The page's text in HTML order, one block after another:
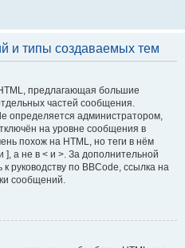
и типы создаваемых тем
предлагающая большие
частей сообщения.
определяется администратором,
на уровне сообщения в
похож на HTML, но теги в нём
], а не в < и >. За дополнительной
руководству по BBCode, ссылка на
сообщений.